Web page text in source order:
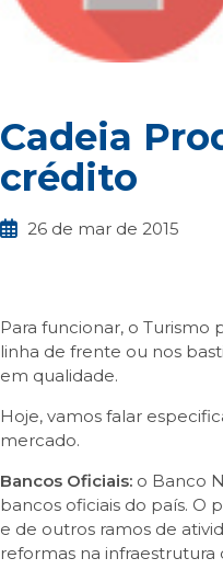
Cadeia
crédito
26 de mar de 2015
Para funcionar, o Turismo
linha de frente ou nos
em qualidade.
Hoje, vamos falar
mercado.
Bancos Oficiais: o Banco
bancos oficiais do país. O
e de outros ramos de
reformas na